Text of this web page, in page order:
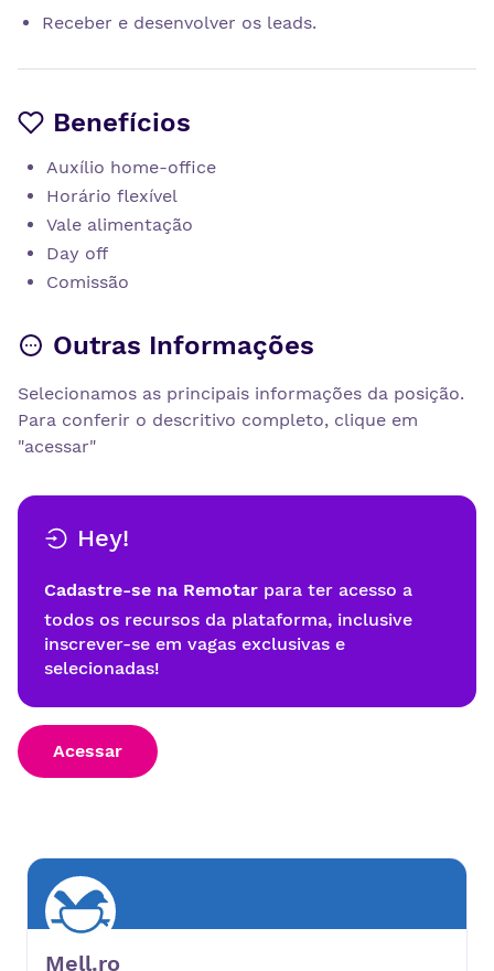
Receber e desenvolver os leads.
Benefícios
Auxílio home-office
Horário flexível
Vale alimentação
Day off
Comissão
Outras Informações
Selecionamos as principais informações da posição.
Para conferir o descritivo completo, clique em
"acessar"
Hey!
Cadastre-se na Remotar para ter acesso a
todos os recursos da plataforma, inclusive
inscrever-se em vagas exclusivas e
selecionadas!
Acessar
Mell.ro